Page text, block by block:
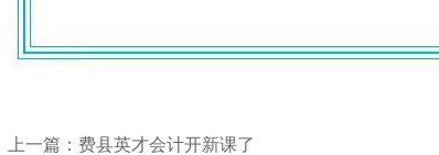
上一篇：费县英才会计开新课了